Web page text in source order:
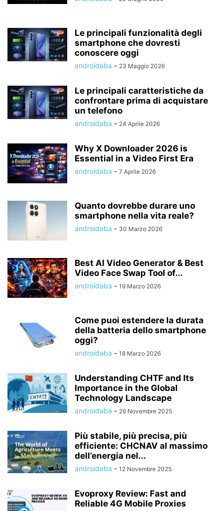
Le principali funzionalità degli
smartphone che dovresti
conoscere oggi
androidaba - 23 Maggio 2026
Le principali caratteristiche da
confrontare prima di acquistare
un telefono
androidaba - 24 Aprile 2026
Why X Downloader 2026 is
Essential in a Video First Era
androidaba - 7 Aprile 2026
Quanto dovrebbe durare uno
smartphone nella vita reale?
androidaba - 30 Marzo 2026
Best AI Video Generator & Best
Video Face Swap Tool of...
androidaba - 19 Marzo 2026
Come puoi estendere la durata
della batteria dello smartphone
oggi?
androidaba - 18 Marzo 2026
Understanding CHTF and Its
Importance in the Global
Technology Landscape
androidaba - 26 Novembre 2025
Più stabile, più precisa, più
efficiente: CHCNAV al massimo
dell’energia nel...
androidaba - 12 Novembre 2025
Evoproxy Review: Fast and
Reliable 4G Mobile Proxies